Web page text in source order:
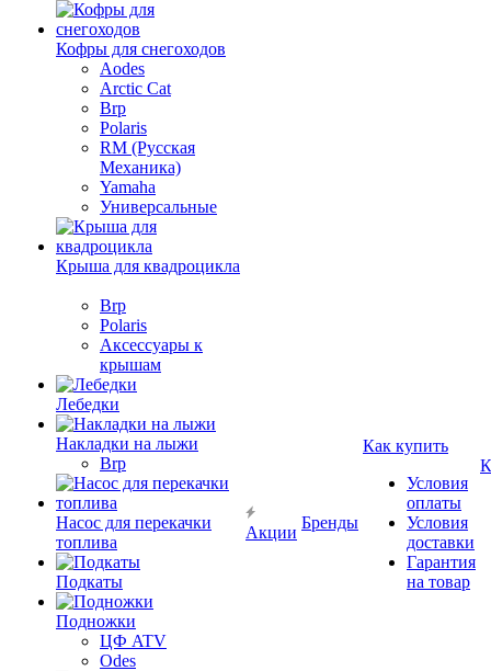
Кофры для снегоходов
Aodes
Arctic Cat
Brp
Polaris
RM (Русская
Механика)
Yamaha
Универсальные
Крыша для квадроцикла
Brp
Polaris
Аксессуары к
крышам
Лебедки
Накладки на лыжи
Brp
Насос для перекачки
топлива
Подкаты
Подножки
ЦФ ATV
Odes
Акции
Бренды
Как купить
Условия
оплаты
Условия
доставки
Гарантия
на товар